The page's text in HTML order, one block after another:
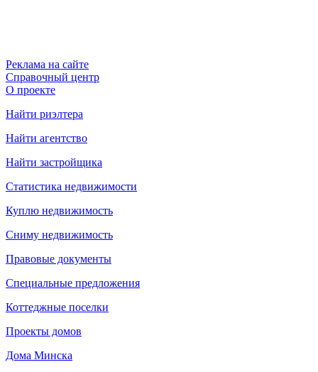
Реклама на сайте
Справочный центр
О проекте
Найти риэлтера
Найти агентство
Найти застройщика
Статистика недвижимости
Куплю недвижимость
Сниму недвижимость
Правовые документы
Специальные предложения
Коттеджные поселки
Проекты домов
Дома Минска